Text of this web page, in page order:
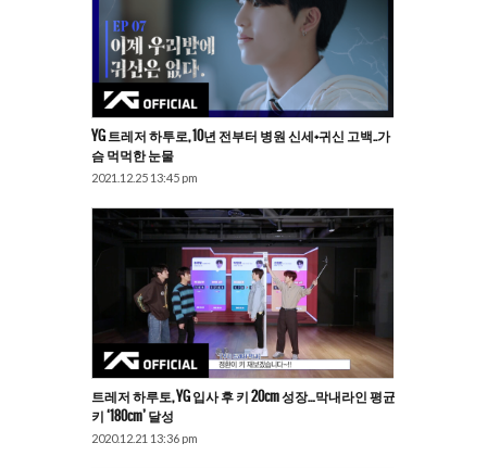
YG 트레저 하투로, 10년 전부터 병원 신세+귀신 고백..가
슴 먹먹한 눈물
2021.12.25 13:45 pm
트레저 하루토, YG 입사 후 키 20cm 성장…막내라인 평균
키 ‘180cm’ 달성
2020.12.21 13:36 pm